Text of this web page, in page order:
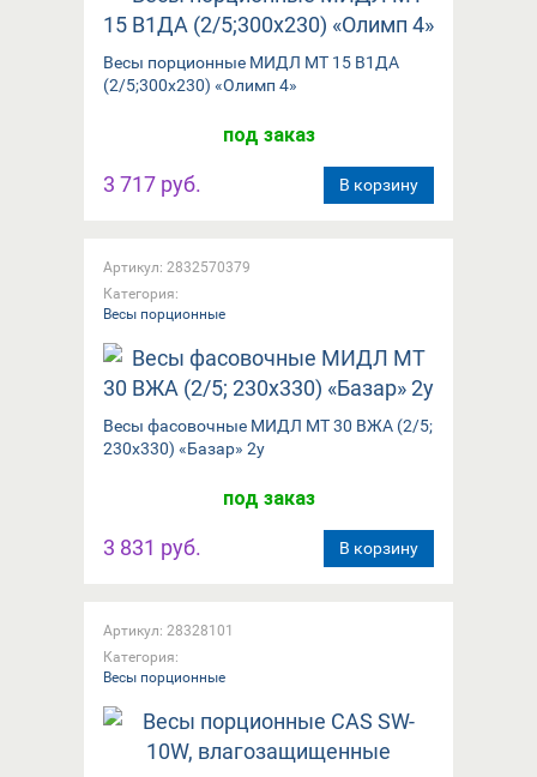
Весы порционные МИДЛ МТ 15 В1ДА
(2/5;300х230) «Олимп 4»
под заказ
3 717 руб. В корзину
Артикул: 2832570379
Категория:
Весы порционные
Весы фасовочные МИДЛ МТ 30 ВЖА (2/5;
230x330) «Базар» 2у
под заказ
3 831 руб. В корзину
Артикул: 28328101
Категория:
Весы порционные